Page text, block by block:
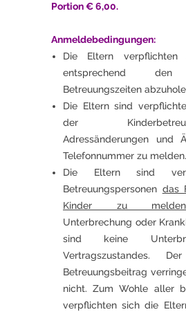
Portion € 6,00.
Anmeldebedingungen:
Die Eltern
entsprechend den
Betreuungszeiten
Die Eltern sind
der
Adressänderungen und
Telefonnummer zu melden.
Die Eltern sind
Betreuungspersonen das
Kinder zu
Unterbrechung oder
sind keine
Vertragszustandes.
Betreuungsbeitrag
nicht. Zum Wohle aller
verpflichten sich die